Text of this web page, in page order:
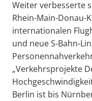
Weiter verbesserte
Rhein-Main-Donau-
internationalen
und neue S-Bahn-
„Verkehrsprojekte
Berlin ist bis